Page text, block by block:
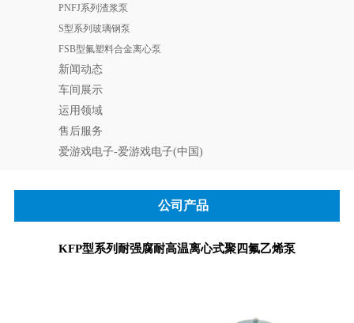
PNFJ系列渣浆泵
S型系列玻璃钢泵
FSB型氟塑料合金离心泵
新闻动态
车间展示
运用领域
售后服务
爱游戏电子-爱游戏电子(中国)
公司产品
KFP型系列耐强腐耐高温离心式聚四氟乙烯泵